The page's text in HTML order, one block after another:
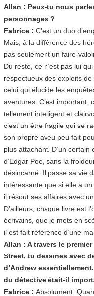
Allan : Peux-tu nous
personnages ?
Fabrice : C’est un duo
Mais, à la différence des
pas seulement un faire-
Du reste, ce n’est pas lui
respectueux des exploits
celui qui élucide les
aventures. C’est important,
tellement intelligent et
c’est un être fragile qui se
son propre aveu peu fait
plus attachant. D’un
d’Edgar Poe, sans la
désincarné. Il passe sa vie
intéressante que si elle a
il résout ses affaires avec
D’ailleurs, chaque livre est
écrivains, que je mets en
il est fait référence d’une
Allan : A travers le
Street, tu dessines avec
d’Andrew
du détective était-il
Fabrice : Absolument.